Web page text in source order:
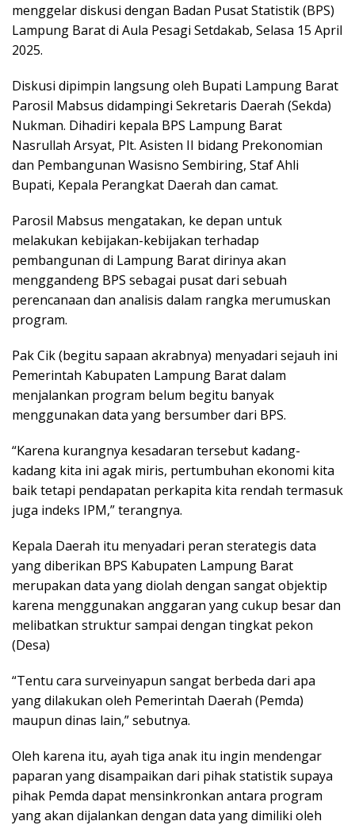
menggelar diskusi dengan Badan Pusat Statistik (BPS)
Lampung Barat di Aula Pesagi Setdakab, Selasa 15 April
2025.
Diskusi dipimpin langsung oleh Bupati Lampung Barat
Parosil Mabsus didampingi Sekretaris Daerah (Sekda)
Nukman. Dihadiri kepala BPS Lampung Barat
Nasrullah Arsyat, Plt. Asisten II bidang Prekonomian
dan Pembangunan Wasisno Sembiring, Staf Ahli
Bupati, Kepala Perangkat Daerah dan camat.
Parosil Mabsus mengatakan, ke depan untuk
melakukan kebijakan-kebijakan terhadap
pembangunan di Lampung Barat dirinya akan
menggandeng BPS sebagai pusat dari sebuah
perencanaan dan analisis dalam rangka merumuskan
program.
Pak Cik (begitu sapaan akrabnya) menyadari sejauh ini
Pemerintah Kabupaten Lampung Barat dalam
menjalankan program belum begitu banyak
menggunakan data yang bersumber dari BPS.
“Karena kurangnya kesadaran tersebut kadang-
kadang kita ini agak miris, pertumbuhan ekonomi kita
baik tetapi pendapatan perkapita kita rendah termasuk
juga indeks IPM,” terangnya.
Kepala Daerah itu menyadari peran sterategis data
yang diberikan BPS Kabupaten Lampung Barat
merupakan data yang diolah dengan sangat objektip
karena menggunakan anggaran yang cukup besar dan
melibatkan struktur sampai dengan tingkat pekon
(Desa)
“Tentu cara surveinyapun sangat berbeda dari apa
yang dilakukan oleh Pemerintah Daerah (Pemda)
maupun dinas lain,” sebutnya.
Oleh karena itu, ayah tiga anak itu ingin mendengar
paparan yang disampaikan dari pihak statistik supaya
pihak Pemda dapat mensinkronkan antara program
yang akan dijalankan dengan data yang dimiliki oleh